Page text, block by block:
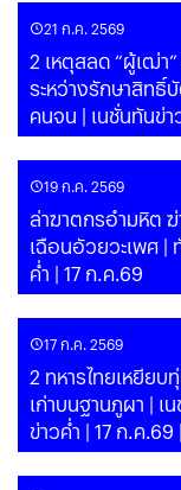
21 ก.ค. 2569
2 เหตุสลด “ผู้เฒ่า
ระหว่างรักษาสิทธิ์
คนจน | เนชั่นทันข่าวค่ำ | 21
ก.ค.69 | PART
19 ก.ค. 2569
ล่าฆาตกรอำมหิต
เฉือนอัวยวะเพศ | ทันข่าว
ค่ำ | 17 ก.ค.69
17 ก.ค. 2569
2 ทหารไทยเหยียบ
เก่าบนฐานภูผา | เนชั่นทัน
ข่าวค่ำ | 17 ก.ค.69